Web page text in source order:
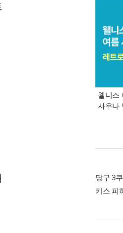
웰니스
사우나
당구 3
키스 피